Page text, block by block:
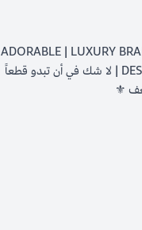
ADORABLE | LUXURY
DESIGNER | SHROUG AL.AONIY | لا شك في أن تبدو قطعاً
⚜️